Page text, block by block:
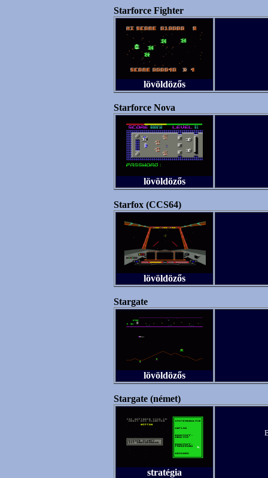
Starforce Fighter
lövöldözős
Starforce Nova
lövöldözős
Starfox (CCS64)
lövöldözős
Stargate
lövöldözős
Stargate (német)
stratégia